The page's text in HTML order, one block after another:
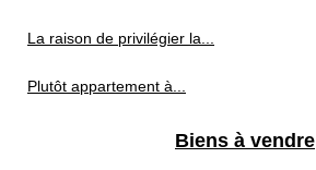
La raison de privilégier la...
Plutôt appartement à...
Biens à vendre